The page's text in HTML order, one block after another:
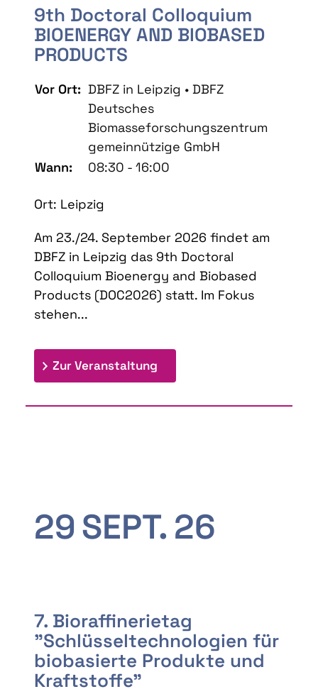
9th Doctoral Colloquium
BIOENERGY AND BIOBASED
PRODUCTS
Vor Ort: DBFZ in Leipzig • DBFZ
Deutsches
Biomasseforschungszentrum
gemeinnützige GmbH
Wann:
08:30 - 16:00
Ort: Leipzig
Am 23./24. September 2026 findet am
DBFZ in Leipzig das 9th Doctoral
Colloquium Bioenergy and Biobased
Products (DOC2026) statt. Im Fokus
stehen...
Zur Veranstaltung
29SEPT. 26
7. Bioraffinerietag
"Schlüsseltechnologien für
biobasierte Produkte und
Kraftstoffe"